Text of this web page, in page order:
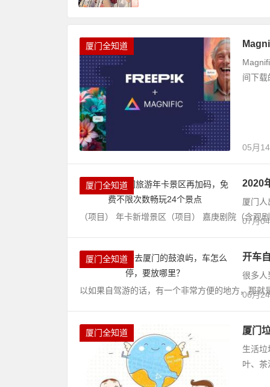
厦门全知道
间下
05月
厦门全知道 2020
厦门
（项目） 年卡新增景区（项目） 嘉庚剧院（含观
07月
厦门全知道 开车
很多人
以如果自驾游的话，有一个非常方便的地方，那
06月
厦门全知道 厦门
生活
叶、